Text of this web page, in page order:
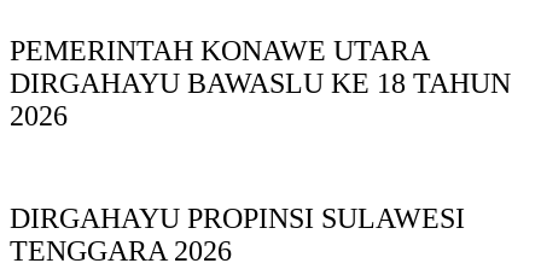
PEMERINTAH KONAWE UTARA
DIRGAHAYU BAWASLU KE 18 TAHUN
2026
DIRGAHAYU PROPINSI SULAWESI
TENGGARA 2026